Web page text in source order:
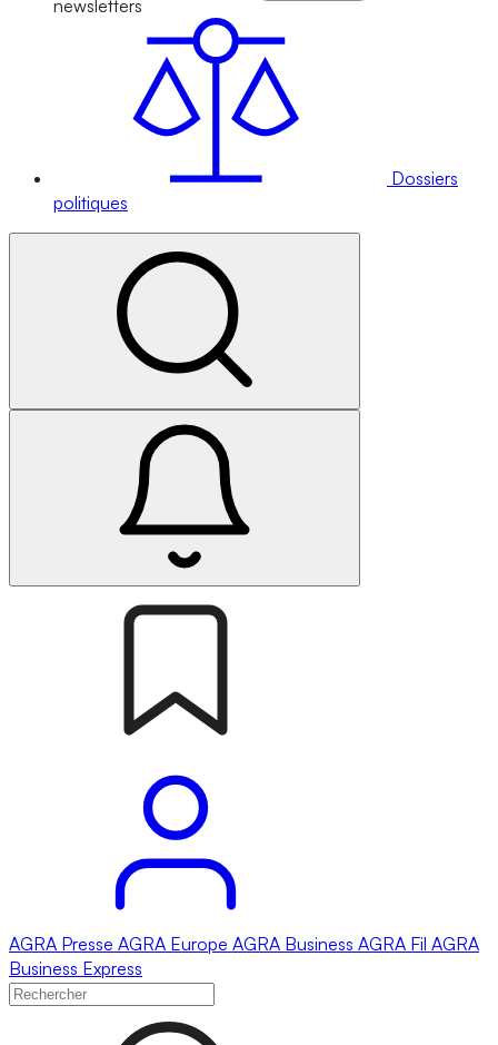
newsletters
Dossiers
politiques
AGRA Presse AGRA Europe AGRA Business AGRA Fil AGRA
Business Express